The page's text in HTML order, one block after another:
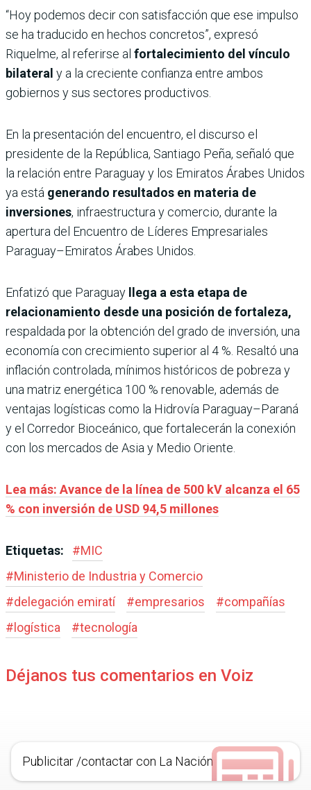
“Hoy podemos decir con satisfacción que ese impulso
se ha traducido en hechos concretos”, expresó
Riquelme, al referirse al fortalecimiento del vínculo
bilateral y a la creciente confianza entre ambos
gobiernos y sus sectores productivos.
En la presentación del encuentro, el discurso el
presidente de la República, Santiago Peña, señaló que
la relación entre Paraguay y los Emiratos Árabes Unidos
ya está generando resultados en materia de
inversiones, infraestructura y comercio, durante la
apertura del Encuentro de Líderes Empresariales
Paraguay–Emiratos Árabes Unidos.
Enfatizó que Paraguay llega a esta etapa de
relacionamiento desde una posición de fortaleza,
respaldada por la obtención del grado de inversión, una
economía con crecimiento superior al 4 %. Resaltó una
inflación controlada, mínimos históricos de pobreza y
una matriz energética 100 % renovable, además de
ventajas logísticas como la Hidrovía Paraguay–Paraná
y el Corredor Bioceánico, que fortalecerán la conexión
con los mercados de Asia y Medio Oriente.
Lea más: Avance de la línea de 500 kV alcanza el 65
% con inversión de USD 94,5 millones
Etiquetas: #MIC
#Ministerio de Industria y Comercio
#delegación emiratí #empresarios #compañías
#logística #tecnología
Déjanos tus comentarios en Voiz
Publicitar /contactar con La Nación